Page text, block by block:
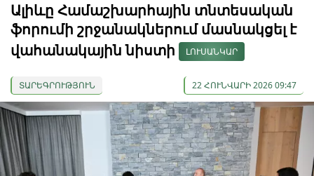
Ալիևը Համաշխարհային տնտեսական
ֆորումի շրջանակներում մասնակցել է
վահանակային նիստի
ԼՈՒՍԱՆԿԱՐ
ՏԱՐԵԳՐՈՒԹՅՈՒՆ 22 ՀՈՒՆՎԱՐԻ 2026 09:47